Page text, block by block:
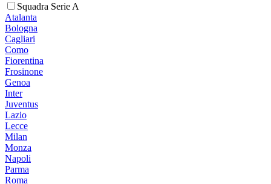
Squadra Serie A
Atalanta
Bologna
Cagliari
Como
Fiorentina
Frosinone
Genoa
Inter
Juventus
Lazio
Lecce
Milan
Monza
Napoli
Parma
Roma